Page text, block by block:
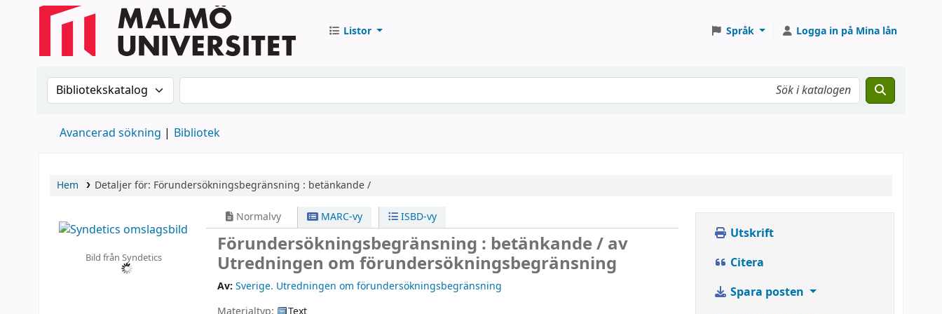
Listor Språk Logga in på Mina lån
Sök i katalogen efter:Sök i katalogen
Avancerad sökning Bibliotek
Hem Detaljer för: Förundersökningsbegränsning : betänkande /
Bild från Syndetics
Normalvy MARC-vy ISBD-vy
Förundersökningsbegränsning : betänkande /av
Utredningen om förundersökningsbegränsning
Av: Sverige. Utredningen om förundersökningsbegränsning
Utskrift
Citera
Spara posten